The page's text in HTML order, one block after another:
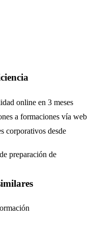
online en 3 meses
a formaciones vía web
corporativos desde
preparación de